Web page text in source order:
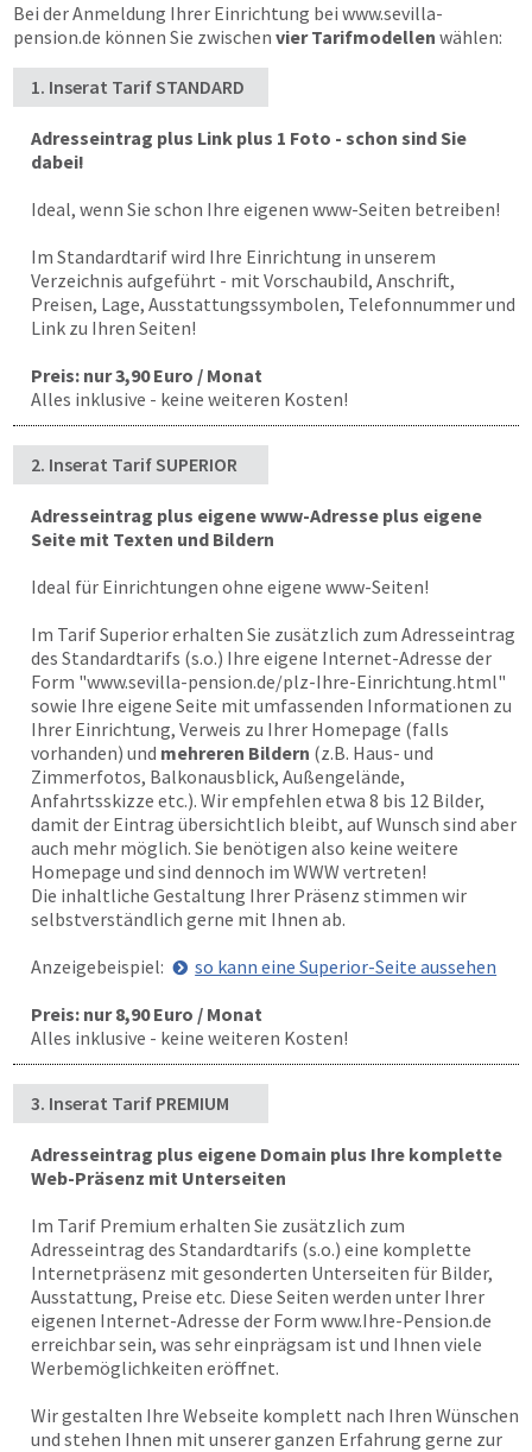
Bei der Anmeldung Ihrer Einrichtung bei www.sevilla-
pension.de können Sie zwischen vier Tarifmodellen wählen:
1. Inserat Tarif STANDARD
Adresseintrag plus Link plus 1 Foto - schon sind Sie
dabei!
Ideal, wenn Sie schon Ihre eigenen www-Seiten betreiben!
Im Standardtarif wird Ihre Einrichtung in unserem
Verzeichnis aufgeführt - mit Vorschaubild, Anschrift,
Preisen, Lage, Ausstattungssymbolen, Telefonnummer und
Link zu Ihren Seiten!
Preis: nur 3,90 Euro / Monat
Alles inklusive - keine weiteren Kosten!
2. Inserat Tarif SUPERIOR
Adresseintrag plus eigene www-Adresse plus eigene
Seite mit Texten und Bildern
Ideal für Einrichtungen ohne eigene www-Seiten!
Im Tarif Superior erhalten Sie zusätzlich zum Adresseintrag
des Standardtarifs (s.o.) Ihre eigene Internet-Adresse der
Form "www.sevilla-pension.de/plz-Ihre-Einrichtung.html"
sowie Ihre eigene Seite mit umfassenden Informationen zu
Ihrer Einrichtung, Verweis zu Ihrer Homepage (falls
vorhanden) und mehreren Bildern (z.B. Haus- und
Zimmerfotos, Balkonausblick, Außengelände,
Anfahrtsskizze etc.). Wir empfehlen etwa 8 bis 12 Bilder,
damit der Eintrag übersichtlich bleibt, auf Wunsch sind aber
auch mehr möglich. Sie benötigen also keine weitere
Homepage und sind dennoch im WWW vertreten!
Die inhaltliche Gestaltung Ihrer Präsenz stimmen wir
selbstverständlich gerne mit Ihnen ab.
Anzeigebeispiel:
so kann eine Superior-Seite aussehen
Preis: nur 8,90 Euro / Monat
Alles inklusive - keine weiteren Kosten!
3. Inserat Tarif PREMIUM
Adresseintrag plus eigene Domain plus Ihre komplette
Web-Präsenz mit Unterseiten
Im Tarif Premium erhalten Sie zusätzlich zum
Adresseintrag des Standardtarifs (s.o.) eine komplette
Internetpräsenz mit gesonderten Unterseiten für Bilder,
Ausstattung, Preise etc. Diese Seiten werden unter Ihrer
eigenen Internet-Adresse der Form www.Ihre-Pension.de
erreichbar sein, was sehr einprägsam ist und Ihnen viele
Werbemöglichkeiten eröffnet.
Wir gestalten Ihre Webseite komplett nach Ihren Wünschen
und stehen Ihnen mit unserer ganzen Erfahrung gerne zur